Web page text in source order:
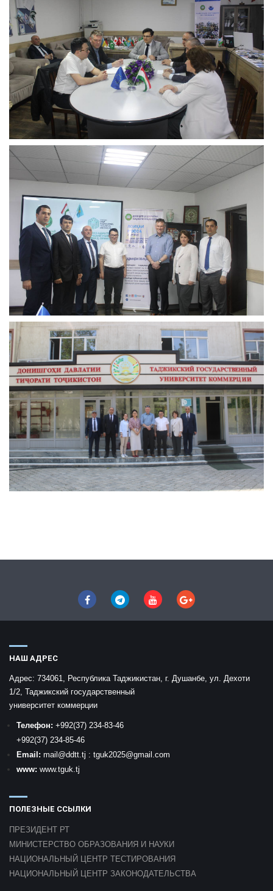
НАШ АДРЕС
Адрес: 734061, Республика Таджикистан, г. Душанбе, ул. Дехоти
1/2, Таджикский государственный
университет коммерции
Телефон: +992(37) 234-83-46
+992(37) 234-85-46
Email: mail @ddtt.tj : tguk2025@gmail.com
www: www.tguk.tj
ПОЛЕЗНЫЕ ССЫЛКИ
ПРЕЗИДЕНТ РТ
МИНИСТЕРСТВО ОБРАЗОВАНИЯ И НАУКИ
НАЦИОНАЛЬНЫЙ ЦЕНТР ТЕСТИРОВАНИЯ
НАЦИОНАЛЬНЫЙ ЦЕНТР ЗАКОНОДАТЕЛЬСТВА